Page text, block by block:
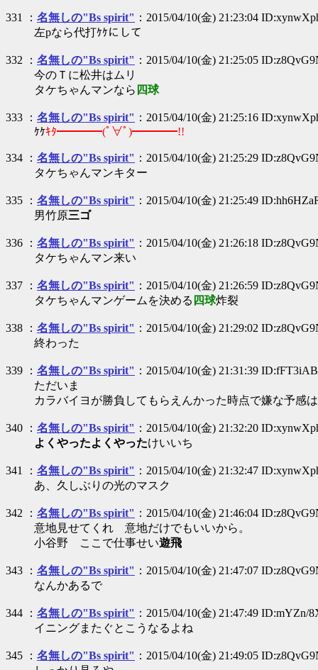
331 ： 名無しの"Bs spirit" ：2015/04/10(金) 21:23:04
左pなら代打ｹｹにして
332 ： 名無しの"Bs spirit" ：2015/04/10(金) 21:25:05
今のＴに松井はムリ
タケちゃんマンなら 四球
333 ： 名無しの"Bs spirit" ：2015/04/10(金) 21:25:16
ｹｹｷﾀ━━━━(ﾟ∀ﾟ)━━━━!!
334 ： 名無しの"Bs spirit" ：2015/04/10(金) 21:25:29
タケちゃんマンキター
335 ： 名無しの"Bs spirit" ：2015/04/10(金) 21:25:49
男竹原三ゴ
336 ： 名無しの"Bs spirit" ：2015/04/10(金) 21:26:18
タケちゃんマン来い
337 ： 名無しの"Bs spirit" ：2015/04/10(金) 21:26:59
タケちゃんマンゲームを決める 四球炸裂
338 ： 名無しの"Bs spirit" ：2015/04/10(金) 21:29:02
終わった
339 ： 名無しの"Bs spirit" ：2015/04/10(金) 21:31:39
ただいま
カラバイヨが勝負してもらえんかった時点で嫌な予感
340 ： 名無しの"Bs spirit" ：2015/04/10(金) 21:32:20
よくやったよくやったけいいち
341 ： 名無しの"Bs spirit" ：2015/04/10(金) 21:32:47
あ、久しぶりの光のマスク
342 ： 名無しの"Bs spirit" ：2015/04/10(金) 21:46:04
意地見せてくれ 意地だけでもいいから。
小谷野 ここで仕事せい遊飛
343 ： 名無しの"Bs spirit" ：2015/04/10(金) 21:47:07
なんかあるで
344 ： 名無しの"Bs spirit" ：2015/04/10(金) 21:47:49 ID:mYZn/
イニングまたぐとこうなるよね
345 ： 名無しの"Bs spirit" ：2015/04/10(金) 21:49:05